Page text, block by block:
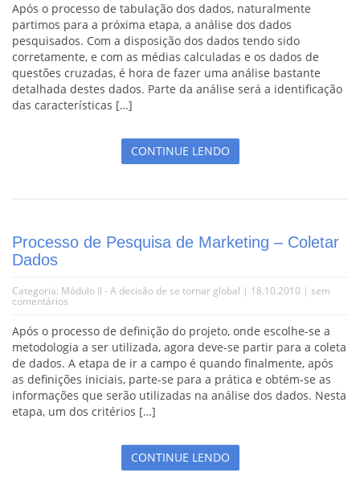
Após o processo de tabulação dos dados, naturalmente
partimos para a próxima etapa, a análise dos dados
pesquisados. Com a disposição dos dados tendo sido
corretamente, e com as médias calculadas e os dados de
questões cruzadas, é hora de fazer uma análise bastante
detalhada destes dados. Parte da análise será a identificação
das características […]
CONTINUE LENDO
Processo de Pesquisa de Marketing – Coletar
Dados
Categoria: Módulo II - A decisão de se tornar global | 18.10.2010 | sem
comentários
Após o processo de definição do projeto, onde escolhe-se a
metodologia a ser utilizada, agora deve-se partir para a coleta
de dados. A etapa de ir a campo é quando finalmente, após
as definições iniciais, parte-se para a prática e obtém-se as
informações que serão utilizadas na análise dos dados. Nesta
etapa, um dos critérios […]
CONTINUE LENDO